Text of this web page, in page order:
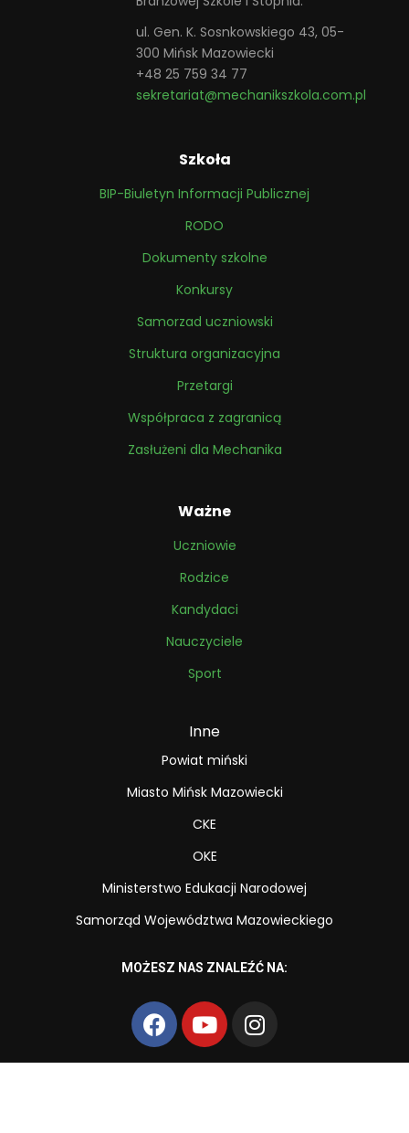
ul. Gen. K. Sosnkowskiego 43, 05-
300 Mińsk Mazowiecki
+48 25 759 34 77
sekretariat@mechanikszkola.com.pl
Szkoła
BIP-Biuletyn Informacji Publicznej
RODO
Dokumenty szkolne
Konkursy
Samorzad uczniowski
Struktura organizacyjna
Przetargi
Współpraca z zagranicą
Zasłużeni dla Mechanika
Ważne
Uczniowie
Rodzice
Kandydaci
Nauczyciele
Sport
Inne
Powiat miński
Miasto Mińsk Mazowiecki
CKE
OKE
Ministerstwo Edukacji Narodowej
Samorząd Województwa Mazowieckiego
MOŻESZ NAS ZNALEŹĆ NA: